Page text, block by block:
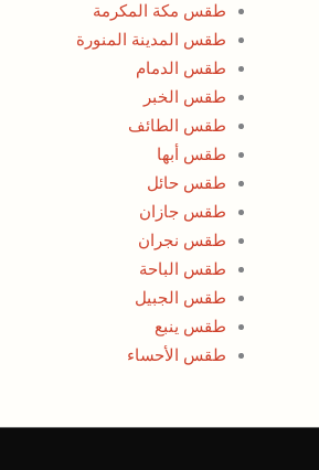
طقس مكة المكرمة
طقس المدينة المنورة
طقس الدمام
طقس الخبر
طقس الطائف
طقس أبها
طقس حائل
طقس جازان
طقس نجران
طقس الباحة
طقس الجبيل
طقس ينبع
طقس الأحساء